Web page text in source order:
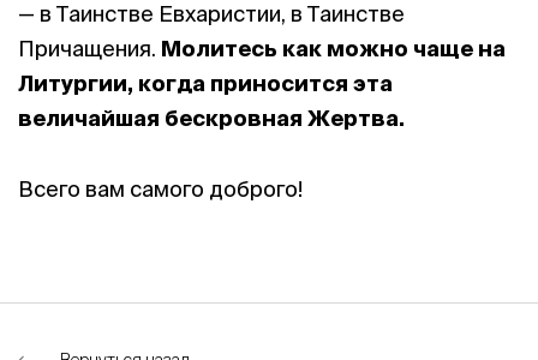
— в Таинстве Евхаристии, в Таинстве
Причащения. Молитесь как можно чаще на
Литургии, когда приносится эта
величайшая бескровная Жертва.
Всего вам самого доброго!